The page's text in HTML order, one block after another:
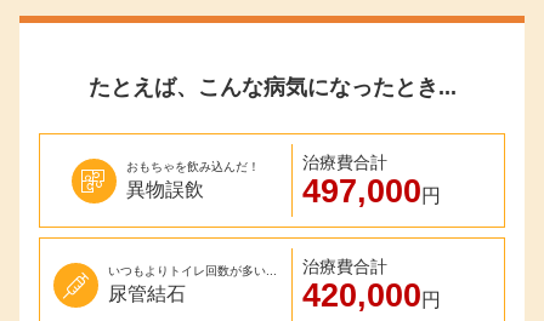
たとえば、こんな病気になったとき...
おもちゃを飲み込んだ！
異物誤飲
治療費合計
497,000円
いつもよりトイレ回数が多い...
尿管結石
治療費合計
420,000円